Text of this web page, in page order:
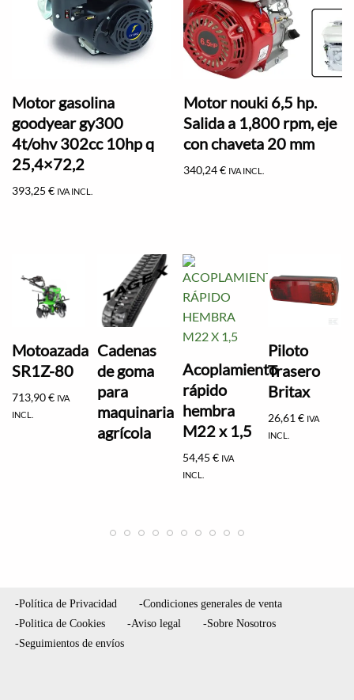
Motor gasolina
goodyear gy300
4t/ohv 302cc 10hp q
25,4×72,2
393,25 € IVA INCL.
Motor nouki 6,5 hp.
Salida a 1,800 rpm, eje
con chaveta 20 mm
340,24€ IVA INCL.
Motoazada
SR1Z-80
713,90€ IVA
INCL.
Cadenas
de goma
para
maquinaria
agrícola
Acoplamiento
rápido
hembra
M22 x 1,5
54,45€ IVA
INCL.
Piloto
Trasero
Britax
26,61€ IVA
INCL.
-Política de Privacidad
-Condiciones generales de venta
-Politica de Cookies
-Aviso legal
-Sobre Nosotros
-Seguimientos de envíos